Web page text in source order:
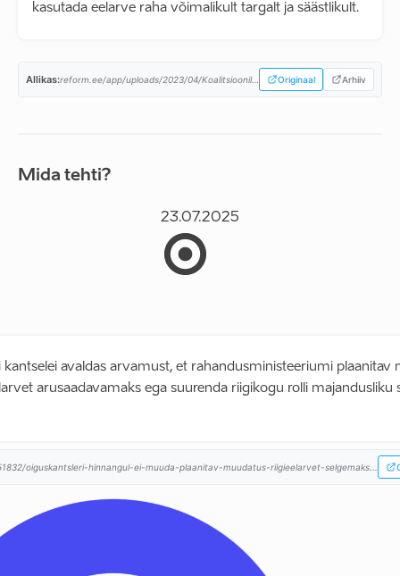
kasutada eelarve raha võimalikult targalt ja säästlikult.
Allikas: reform.ee/app/uploads/2023/04/Koalitsioonilepe-08.04.2023a-1.pdf... Originaal Arhiiv
Mida tehti?
23.07.2025
kantselei avaldas arvamust, et rahandusministeeriumi plaanitav
arusaadavamaks ega suurenda riigikogu rolli majandusliku
oiguskantsleri-hinnangul-ei-muuda-plaanitav-muudatus-riigieelarvet-selgemaks...